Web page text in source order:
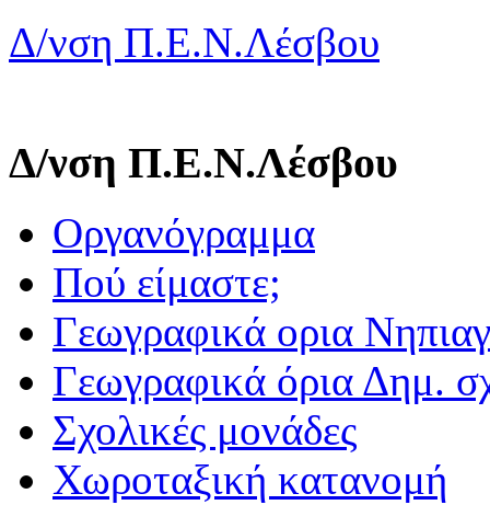
Δ/νση Π.Ε.Ν.Λέσβου
Δ/νση Π.Ε.Ν.Λέσβου
Οργανόγραμμα
Πού είμαστε;
Γεωγραφικά ορια
Γεωγραφικά όρια Δημ.
Σχολικές μονάδες
Χωροταξική κατανομή